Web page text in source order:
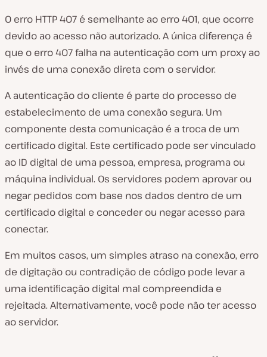
O erro HTTP 407 é semelhante ao erro 401, que ocorre
devido ao acesso não autorizado. A única diferença é
que o erro 407 falha na autenticação com um proxy ao
invés de uma conexão direta com o servidor.
A autenticação do cliente é parte do processo de
estabelecimento de uma conexão segura. Um
componente desta comunicação é a troca de um
certificado digital. Este certificado pode ser vinculado
ao ID digital de uma pessoa, empresa, programa ou
máquina individual. Os servidores podem aprovar ou
negar pedidos com base nos dados dentro de um
certificado digital e conceder ou negar acesso para
conectar.
Em muitos casos, um simples atraso na conexão, erro
de digitação ou contradição de código pode levar a
uma identificação digital mal compreendida e
rejeitada. Alternativamente, você pode não ter acesso
ao servidor.